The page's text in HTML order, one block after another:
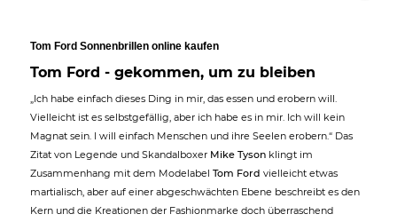
Tom Ford Sonnenbrillen online kaufen
Tom Ford - gekommen, um zu bleiben
„Ich habe einfach dieses Ding in mir, das essen und erobern will.
Vielleicht ist es selbstgefällig, aber ich habe es in mir. Ich will kein
Magnat sein. I will einfach Menschen und ihre Seelen erobern.“ Das
Zitat von Legende und Skandalboxer Mike Tyson klingt im
Zusammenhang mit dem Modelabel Tom Ford vielleicht etwas
martialisch, aber auf einer abgeschwächten Ebene beschreibt es den
Kern und die Kreationen der Fashionmarke doch überraschend